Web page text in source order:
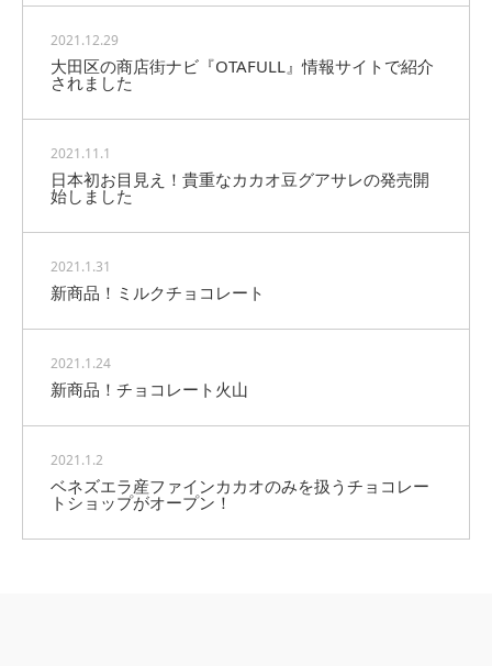
2021.12.29
大田区の商店街ナビ『OTAFULL』情報サイトで紹介
されました
2021.11.1
日本初お目見え！貴重なカカオ豆グアサレの発売開
始しました
2021.1.31
新商品！ミルクチョコレート
2021.1.24
新商品！チョコレート火山
2021.1.2
ベネズエラ産ファインカカオのみを扱うチョコレー
トショップがオープン！